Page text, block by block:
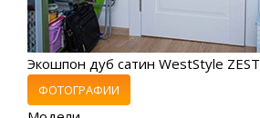
Экошпон дуб сатин WestStyle ZEST
ФОТОГРАФИИ